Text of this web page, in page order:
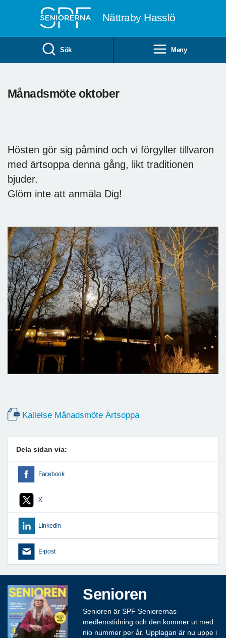
Nättraby Hasslö
Sök Meny
Månadsmöte oktober
Hösten gör sig påmind och vi förgyller tillvaron
med ärtsoppa denna gång, likt traditionen
bjuder.
Glöm inte att anmäla Dig!
Kallelse Månadsmöte Ärtsoppa
Dela sidan via:
Facebook
X
LinkedIn
E-post
Senioren
Senioren är SPF Seniorernas
medlemstidning och den kommer ut med
nio nummer per år. Upplagan är nu uppe i